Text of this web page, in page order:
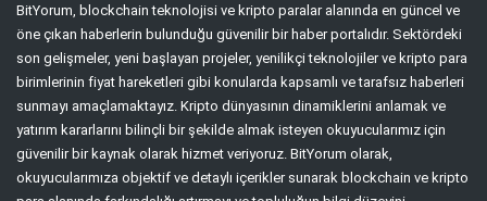
BitYorum, blockchain teknolojisi ve kripto paralar alanında en güncel ve
öne çıkan haberlerin bulunduğu güvenilir bir haber portalıdır. Sektördeki
son gelişmeler, yeni başlayan projeler, yenilikçi teknolojiler ve kripto para
birimlerinin fiyat hareketleri gibi konularda kapsamlı ve tarafsız haberleri
sunmayı amaçlamaktayız. Kripto dünyasının dinamiklerini anlamak ve
yatırım kararlarını bilinçli bir şekilde almak isteyen okuyucularımız için
güvenilir bir kaynak olarak hizmet veriyoruz. BitYorum olarak,
okuyucularımıza objektif ve detaylı içerikler sunarak blockchain ve kripto